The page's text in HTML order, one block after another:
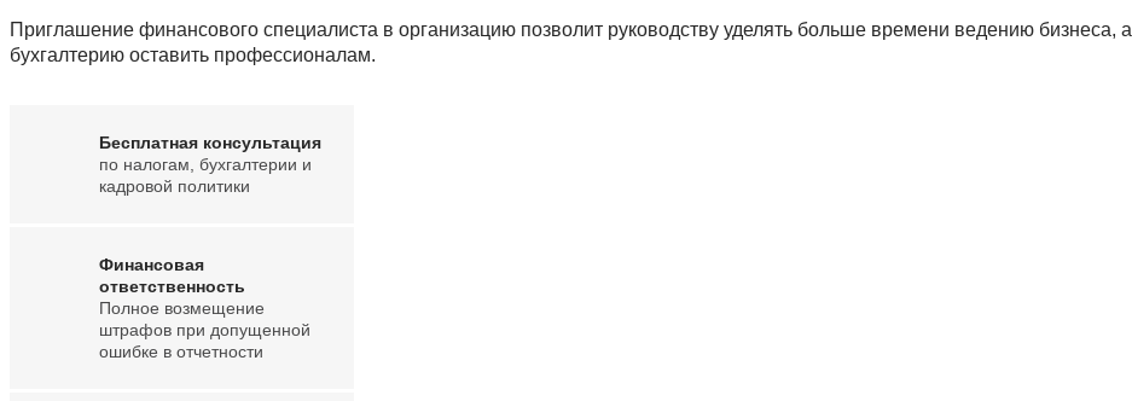
Приглашение финансового специалиста в организацию позволит руководству уделять больше времени ведению бизнеса, а
бухгалтерию оставить профессионалам.
Бесплатная консультация
по налогам, бухгалтерии и
кадровой политики
Финансовая
ответственность
Полное возмещение
штрафов при допущенной
ошибке в отчетности